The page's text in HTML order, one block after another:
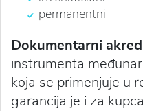
permanentni
Dokumentarni
instrumenta
koja se primenjuje u
garancija je i za